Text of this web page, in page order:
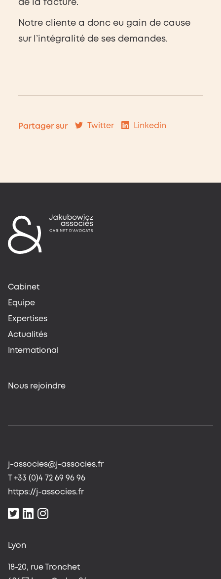
de la facture.
Notre cliente a donc eu gain de cause
sur l’intégralité de ses demandes.
Partager sur Twitter Linkedin
Cabinet
Equipe
Expertises
Actualités
International
Nous rejoindre
j-associes@j-associes.fr
T +33 (0)4 72 69 96 96
https://j-associes.fr
Lyon
18-20, rue Tronchet